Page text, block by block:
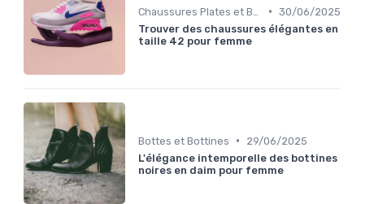
• 30/06/2025
Trouver des chaussures élégantes en
taille 42 pour femme
Bottes et Bottines •
29/06/2025
L'élégance intemporelle des bottines
noires en daim pour femme